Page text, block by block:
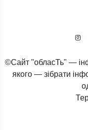
©Сайт "обласТь" —
якого — зібрати